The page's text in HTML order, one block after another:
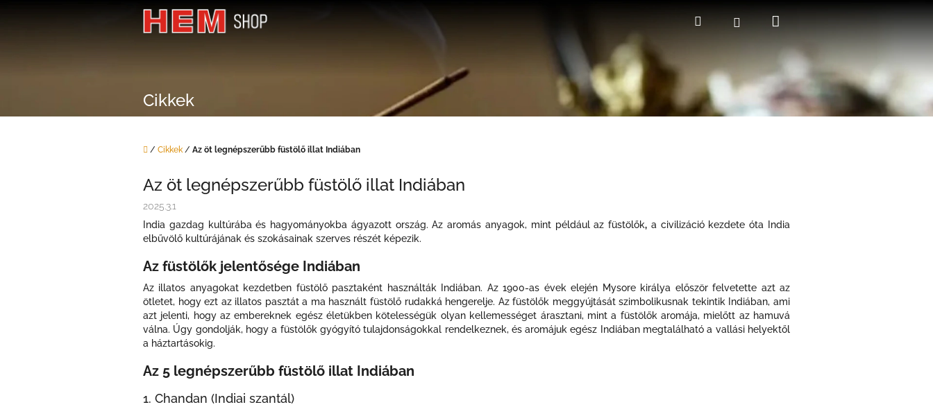
KeresésBejelentkezés
Kosár
Cikkek
Kezdőlap
/ Cikkek / Az öt legnépszerűbb füstölő illat Indiában
Az öt legnépszerűbb füstölő illat Indiában
2025.3.1
India gazdag kultúrába és hagyományokba ágyazott ország. Az aromás anyagok, mint például az füstölők, a civilizáció kezdete óta India
elbűvölő kultúrájának és szokásainak szerves részét képezik.
Az füstölők jelentősége Indiában
Az illatos anyagokat kezdetben füstölő pasztaként használták Indiában. Az 1900-as évek elején Mysore királya először felvetette azt az
ötletet, hogy ezt az illatos pasztát a ma használt füstölő rudakká hengerelje. Az füstölők meggyújtását szimbolikusnak tekintik Indiában, ami
azt jelenti, hogy az embereknek egész életükben kötelességük olyan kellemességet árasztani, mint a füstölők aromája, mielőtt az hamuvá
válna. Úgy gondolják, hogy a füstölők gyógyító tulajdonságokkal rendelkeznek, és aromájuk egész Indiában megtalálható a vallási helyektől
a háztartásokig.
Az 5 legnépszerűbb füstölő illat Indiában
1. Chandan (Indiai szantál)